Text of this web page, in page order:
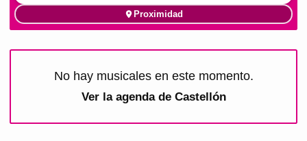
Proximidad
No hay musicales en este momento.
Ver la agenda de Castellón